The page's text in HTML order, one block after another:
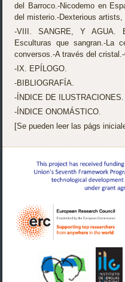
del Barroco.-Nicodemo en
del misterio.-Dexterious
-VIII. SANGRE, Y AGUA.
Esculturas que sangran.-La
conversos.-A través del
-IX. EPÍLOGO.
-BIBLIOGRAFÍA.
-ÍNDICE DE ILUSTRACIONES.
-ÍNDICE ONOMÁSTICO.
[Se pueden leer las págs